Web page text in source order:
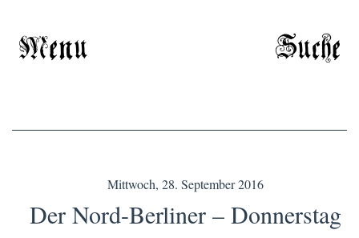
Menu Suche
Mittwoch, 28. September 2016
Der Nord-Berliner – Donnerstag